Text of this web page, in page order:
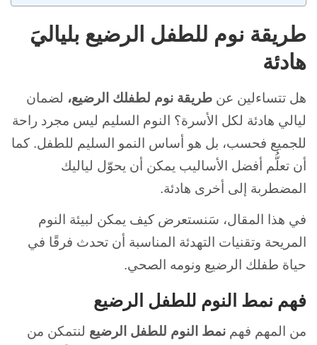
طريقة نوم للطفل الرضيع بلياليَ
هادئة
هل تتساءلين عن طريقة نوم لطفلك الرضيع، لضمان
ليالي هادئة لكل الأسرة؟
النوم السليم ليس مجرد راحة
للجميع فحسب، بل هو أساس النمو السليم للطفل. كما
أن تعلُّم أفضل الأساليب يمكن أن يحوّل لياليك
المضطربة إلى أخرى هادئة.
في هذا المقال، سَنستعرض كيف يمكن لبيئة النوم
المريحة وتقنيات التهدئة المناسبة أن تحدث فرقًا في
حياة طفلك الرضيع ونومه الصحي.
فهم نمط النوم للطفل الرضيع
من المهم فهم نمط النوم للطفل الرضيع لنتمكن من